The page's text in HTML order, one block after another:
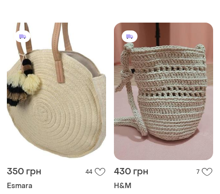
геометрическим
полосатым узором
350 грн 44
Esmara
430 грн 7
H&M